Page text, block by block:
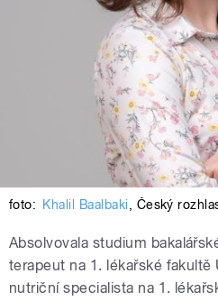
foto: Khalil Baalbaki, Český
Absolvovala studium
terapeut na 1. lékařské
nutriční specialista na 1.